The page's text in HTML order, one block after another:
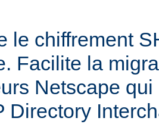
le chiffrement
Facilite la
Netscape
Directory